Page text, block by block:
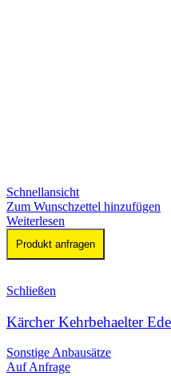
Schnellansicht
Zum Wunschzettel hinzufügen
Weiterlesen
Produkt anfragen
Schließen
Kärcher Kehrbehaelter
Sonstige Anbausätze
Auf Anfrage